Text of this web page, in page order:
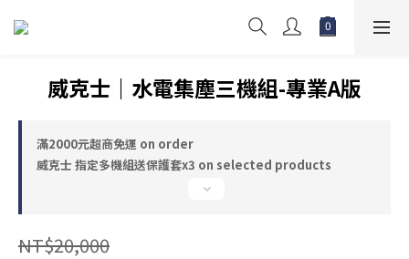
威克士｜水電集塵三機組-專業A版
滿2000元超商免運 on order
威克士 指定多機組送保護套x3 on selected products
NT$20,000